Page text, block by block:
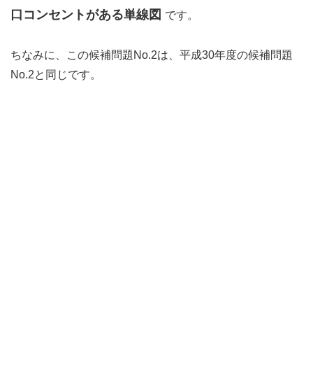
口コンセントがある単線図 です。
ちなみに、この候補問題No.2は、平成30年度の候補問題
No.2と同じです。